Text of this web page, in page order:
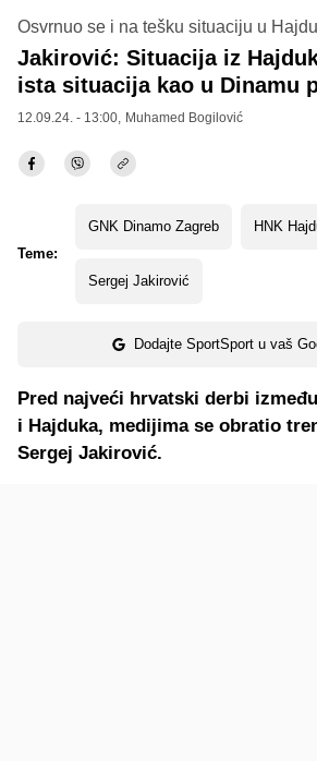
Osvrnuo se i na tešku situaciju u
Jakirović: Situacija iz
ista situacija kao u Dinamu
12.09.24. - 13:00, Muhamed Bogilović
Teme:
GNK Dinamo Zagreb HNK
Sergej Jakirović
Dodajte SportSport u vaš
Pred najveći hrvatski derbi
i Hajduka, medijima se obratio
Sergej Jakirović.